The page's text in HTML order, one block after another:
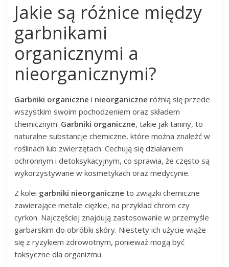
Jakie są różnice między
garbnikami
organicznymi a
nieorganicznymi?
Garbniki organiczne i nieorganiczne różnią się przede
wszystkim swoim pochodzeniem oraz składem
chemicznym. Garbniki organiczne, takie jak taniny, to
naturalne substancje chemiczne, które można znaleźć w
roślinach lub zwierzętach. Cechują się działaniem
ochronnym i detoksykacyjnym, co sprawia, że często są
wykorzystywane w kosmetykach oraz medycynie.
Z kolei garbniki nieorganiczne to związki chemiczne
zawierające metale ciężkie, na przykład chrom czy
cyrkon. Najczęściej znajdują zastosowanie w przemyśle
garbarskim do obróbki skóry. Niestety ich użycie wiąże
się z ryzykiem zdrowotnym, ponieważ mogą być
toksyczne dla organizmu.